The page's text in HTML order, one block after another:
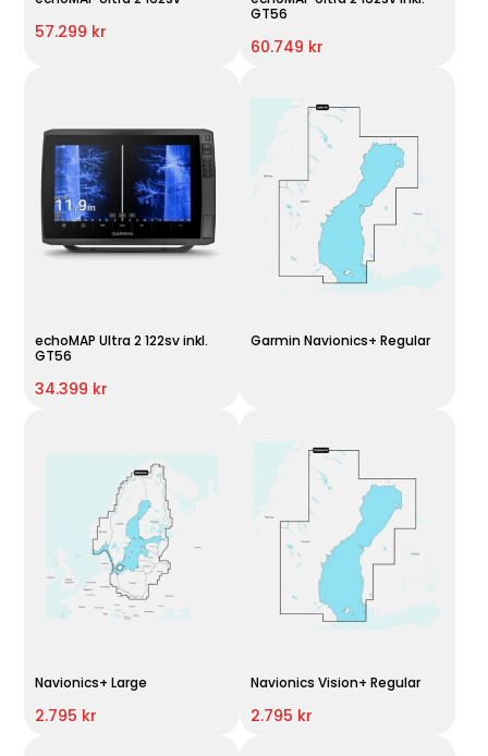
57.299 kr
GT56
60.749 kr
echoMAP Ultra 2 122sv inkl.
GT56
34.399 kr
Garmin Navionics+ Regular
Navionics+ Large
2.795 kr
Navionics Vision+ Regular
2.795 kr